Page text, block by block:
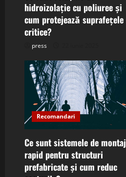
i
o
n
hidroizolație cu poliuree și
cum protejează suprafețele
critice?
press
Recomandari
Ce sunt sistemele de montaj
rapid pentru structuri
prefabricate și cum reduc